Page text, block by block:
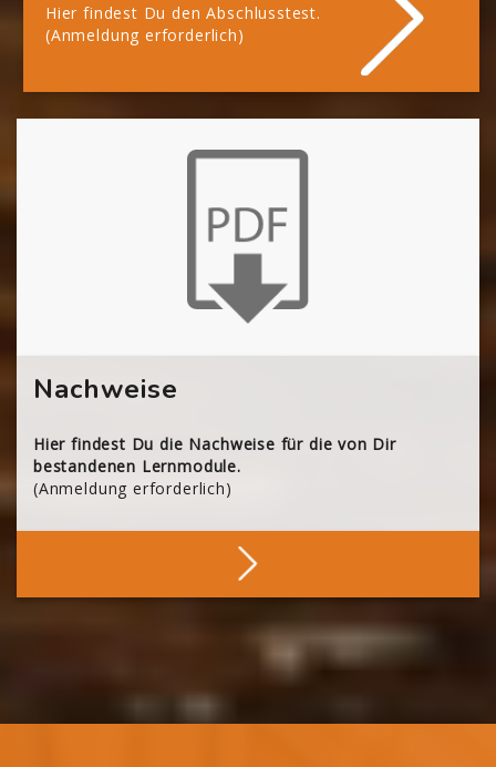
Hier findest Du den Abschlusstest.
(Anmeldung erforderlich)
Nachweise
Hier findest Du die Nachweise für die von Dir
bestandenen Lernmodule.
(Anmeldung erforderlich)
Deine Nachweise